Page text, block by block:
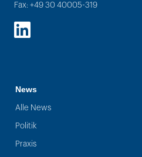
Fax: +49 30 40005-319
LinkedIn
News
Alle News
Politik
Praxis